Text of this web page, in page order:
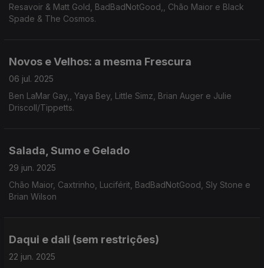
Resavoir & Matt Gold, BadBadNotGood,, Chão Maior e Black
Spade & The Cosmos.
Novos e Velhos: a mesma Frescura
06 jul. 2025
Ben LaMar Gay,, Yaya Bey, Little Simz, Brian Auger e Julie
Driscoll/Tippetts.
Salada, Sumo e Gelado
29 jun. 2025
Chão Maior, Caxtrinho, Luciférit, BadBadNotGood, Sly Stone e
Brian Wilson
Daqui e dali (sem restrições)
22 jun. 2025